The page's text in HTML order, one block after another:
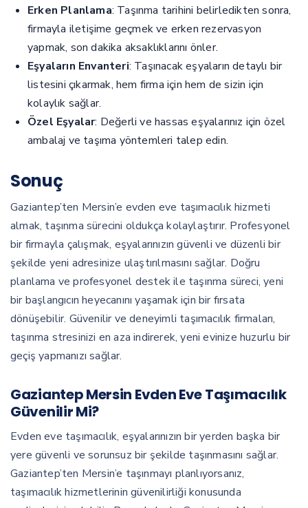
Erken Planlama: Taşınma tarihini belirledikten sonra,
firmayla iletişime geçmek ve erken rezervasyon
yapmak, son dakika aksaklıklarını önler.
Eşyaların Envanteri: Taşınacak eşyaların detaylı bir
listesini çıkarmak, hem firma için hem de sizin için
kolaylık sağlar.
Özel Eşyalar: Değerli ve hassas eşyalarınız için özel
ambalaj ve taşıma yöntemleri talep edin.
Sonuç
Gaziantep’ten Mersin’e evden eve taşımacılık hizmeti
almak, taşınma sürecini oldukça kolaylaştırır. Profesyonel
bir firmayla çalışmak, eşyalarınızın güvenli ve düzenli bir
şekilde yeni adresinize ulaştırılmasını sağlar. Doğru
planlama ve profesyonel destek ile taşınma süreci, yeni
bir başlangıcın heyecanını yaşamak için bir fırsata
dönüşebilir. Güvenilir ve deneyimli taşımacılık firmaları,
taşınma stresinizi en aza indirerek, yeni evinize huzurlu bir
geçiş yapmanızı sağlar.
Gaziantep Mersin Evden Eve Taşımacılık
Güvenilir Mi?
Evden eve taşımacılık, eşyalarınızın bir yerden başka bir
yere güvenli ve sorunsuz bir şekilde taşınmasını sağlar.
Gaziantep’ten Mersin’e taşınmayı planlıyorsanız,
taşımacılık hizmetlerinin güvenilirliği konusunda